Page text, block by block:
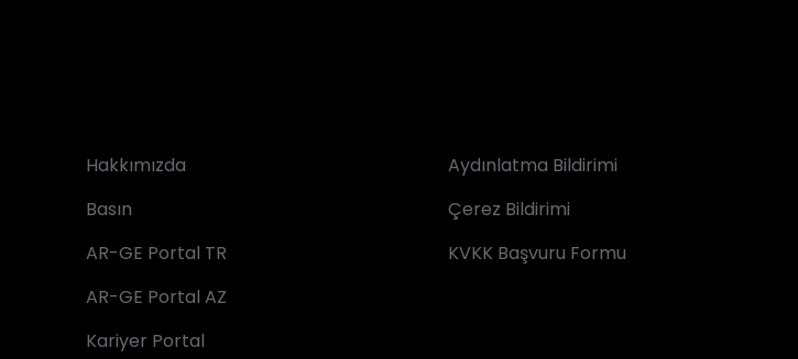
Hakkımızda
Basın
AR-GE Portal TR
AR-GE Portal AZ
Kariyer Portal
Aydınlatma Bildirimi
Çerez Bildirimi
KVKK Başvuru Formu